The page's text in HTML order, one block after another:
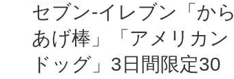
セブン‐イレブン「から
あげ棒」「アメリカン
ドッグ」3日間限定30